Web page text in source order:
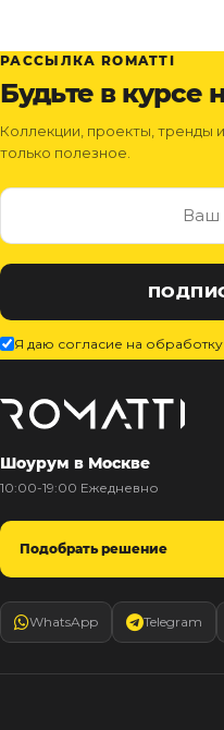
РАССЫЛКА ROMATTI
Будьте в курсе
Коллекции, проекты,
только полезное.
Я даю согласие на
Шоурум в Москве
10:00-19:00 Ежедневно
Подобрать решение
WhatsApp Telegram